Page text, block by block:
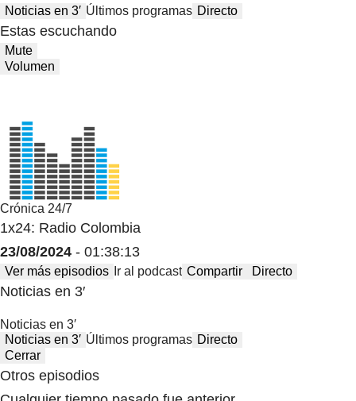
Noticias en 3′ Últimos programas Directo
Estas escuchando
Mute
Volumen
Crónica 24/7
1x24: Radio Colombia
23/08/2024 - 01:38:13
Ver más episodios Ir al podcast Compartir Directo
Noticias en 3′
Noticias en 3′
Noticias en 3′ Últimos programas Directo
Cerrar
Otros episodios